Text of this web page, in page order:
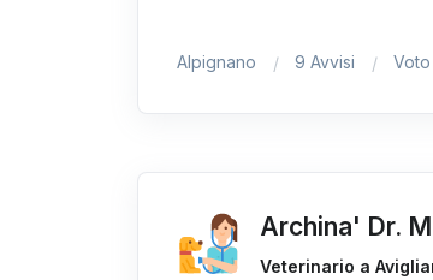
Alpignano 9 Avvisi Voto
Archina' Dr.
Veterinario a